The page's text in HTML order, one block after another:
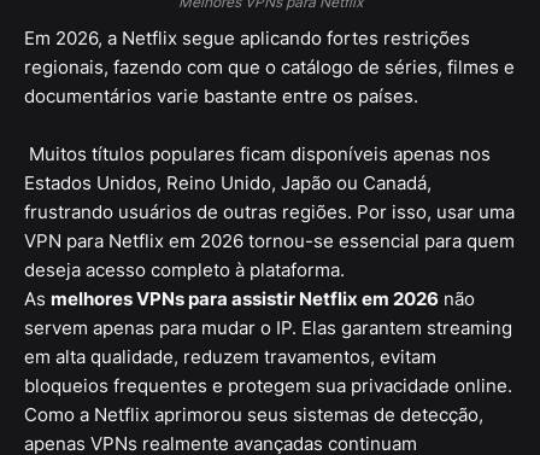
Em 2026, a Netflix segue aplicando fortes restrições
regionais, fazendo com que o catálogo de séries, filmes e
documentários varie bastante entre os países.
Muitos títulos populares ficam disponíveis apenas nos
Estados Unidos, Reino Unido, Japão ou Canadá,
frustrando usuários de outras regiões. Por isso, usar uma
VPN para Netflix em 2026 tornou-se essencial para quem
deseja acesso completo à plataforma.
As melhores VPNs para assistir Netflix em 2026 não
servem apenas para mudar o IP. Elas garantem streaming
em alta qualidade, reduzem travamentos, evitam
bloqueios frequentes e protegem sua privacidade online.
Como a Netflix aprimorou seus sistemas de detecção,
apenas VPNs realmente avançadas continuam